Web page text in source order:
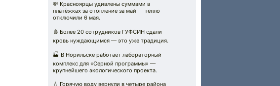
💸 Красноярцы удивлены суммами в
платёжках за отопление за май — тепло
отключили 6 мая.
🩸 Более 20 сотрудников ГУФСИН сдали
кровь нуждающимся — это уже традиция.
🏭 В Норильске работает лабораторный
комплекс для «Серной программы» —
крупнейшего экологического проекта.
💧 Горячую воду вернули в четыре района